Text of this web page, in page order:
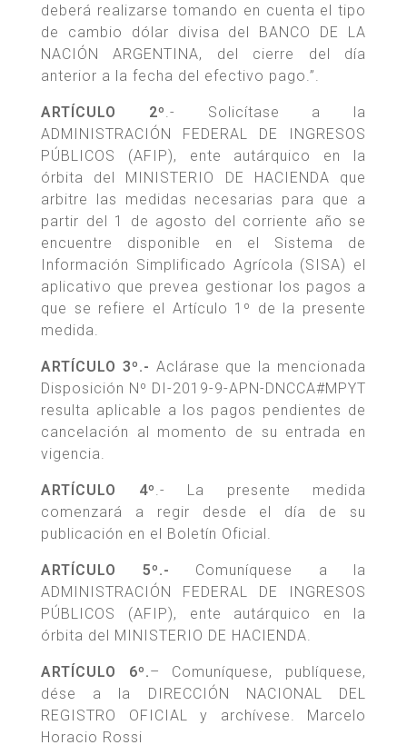
deberá realizarse tomando en cuenta el tipo
de cambio dólar divisa del BANCO DE LA
NACIÓN ARGENTINA, del cierre del día
anterior a la fecha del efectivo pago.”.
ARTÍCULO 2º .- Solicítase a la
ADMINISTRACIÓN FEDERAL DE INGRESOS
PÚBLICOS (AFIP), ente autárquico en la
órbita del MINISTERIO DE HACIENDA que
arbitre las medidas necesarias para que a
partir del 1 de agosto del corriente año se
encuentre disponible en el Sistema de
Información Simplificado Agrícola (SISA) el
aplicativo que prevea gestionar los pagos a
que se refiere el Artículo 1º de la presente
medida.
ARTÍCULO 3º.- Aclárase que la mencionada
Disposición Nº DI-2019-9-APN-DNCCA#MPYT
resulta aplicable a los pagos pendientes de
cancelación al momento de su entrada en
vigencia.
ARTÍCULO 4º .- La presente medida
comenzará a regir desde el día de su
publicación en el Boletín Oficial.
ARTÍCULO 5º.- Comuníquese a la
ADMINISTRACIÓN FEDERAL DE INGRESOS
PÚBLICOS (AFIP), ente autárquico en la
órbita del MINISTERIO DE HACIENDA.
ARTÍCULO 6º.– Comuníquese, publíquese,
dése a la DIRECCIÓN NACIONAL DEL
REGISTRO OFICIAL y archívese. Marcelo
Horacio Rossi